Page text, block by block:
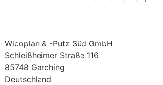
Wicoplan & -Putz Süd GmbH
Schleißheimer Straße 116
85748 Garching
Deutschland